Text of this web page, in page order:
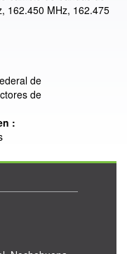
162.450 MHz, 162.475
de
de
: